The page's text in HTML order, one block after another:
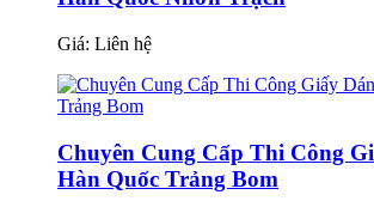
Giá: Liên hệ
Chuyên Cung Cấp Thi Công
Hàn Quốc Trảng Bom